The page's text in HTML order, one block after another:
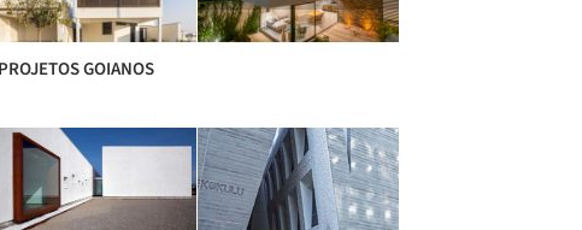
PROJETOS GOIANOS